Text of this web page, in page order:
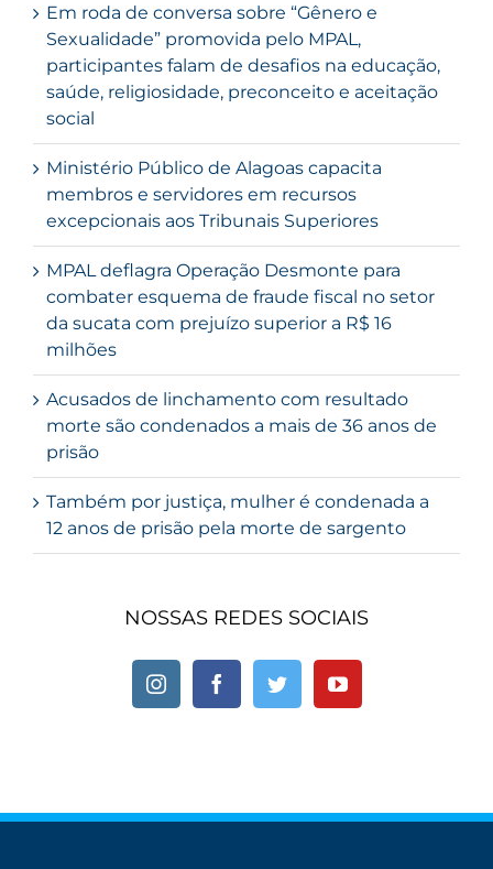
Em roda de conversa sobre “Gênero e
Sexualidade” promovida pelo MPAL,
participantes falam de desafios na educação,
saúde, religiosidade, preconceito e aceitação
social
Ministério Público de Alagoas capacita
membros e servidores em recursos
excepcionais aos Tribunais Superiores
MPAL deflagra Operação Desmonte para
combater esquema de fraude fiscal no setor
da sucata com prejuízo superior a R$ 16
milhões
Acusados de linchamento com resultado
morte são condenados a mais de 36 anos de
prisão
Também por justiça, mulher é condenada a
12 anos de prisão pela morte de sargento
NOSSAS REDES SOCIAIS